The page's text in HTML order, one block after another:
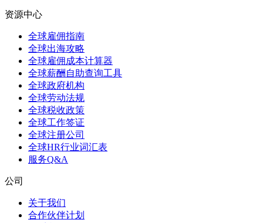
资源中心
全球雇佣指南
全球出海攻略
全球雇佣成本计算器
全球薪酬自助查询工具
全球政府机构
全球劳动法规
全球税收政策
全球工作签证
全球注册公司
全球HR行业词汇表
服务Q&A
公司
关于我们
合作伙伴计划